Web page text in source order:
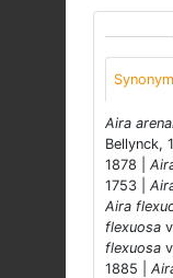
Aira
Bellynck,
1878 |
1753 |
Aira
flexuosa
flexuosa
1885 |